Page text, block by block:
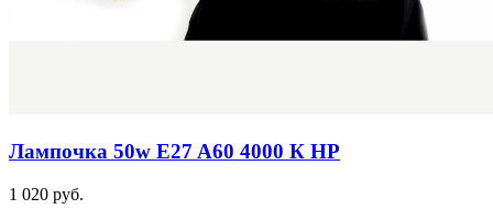
Лампочка 50w E27 A60 4000 К HP
1 020 руб.